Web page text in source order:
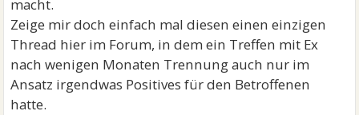
macht.
Zeige mir doch einfach mal diesen einen einzigen
Thread hier im Forum, in dem ein Treffen mit Ex
nach wenigen Monaten Trennung auch nur im
Ansatz irgendwas Positives für den Betroffenen
hatte.